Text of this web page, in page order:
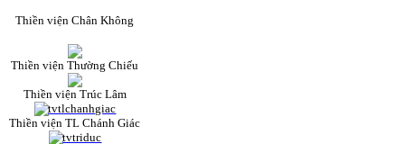
Thiền viện Chân Không
Thiền viện Thường Chiếu
Thiền viện Trúc Lâm
Thiền viện TL Chánh Giác